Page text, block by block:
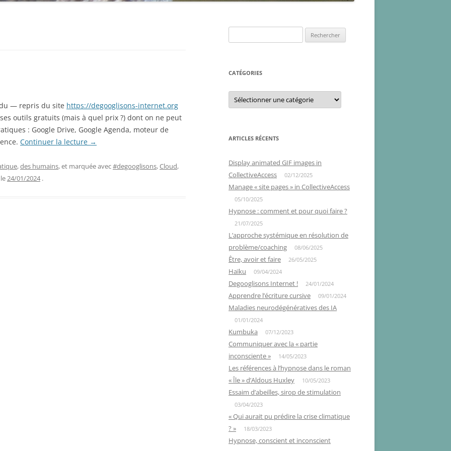
— repris du site https://degooglisons-internet.org
outils gratuits (mais à quel prix ?) dont on ne peut
: Google Drive, Google Agenda, moteur de
Continuer la lecture →
,des humains, et marquée avec#degooglisons,Cloud,
24/01/2024 .
CATÉGORIES
Catégories
ARTICLES RÉCENTS
Display animated GIF images in
CollectiveAccess
02/12/2025
Manage « site pages » in CollectiveAccess
05/10/2025
Hypnose : comment et pour quoi faire ?
21/07/2025
L’approche systémique en résolution de
problème/coaching
08/06/2025
Être, avoir et faire 26/05/2025
Haïku 09/04/2024
Degooglisons Internet ! 24/01/2024
Apprendre l’écriture cursive 09/01/2024
Maladies neurodégénératives des IA
01/01/2024
Kumbuka 07/12/2023
Communiquer avec la « partie
inconsciente »
14/05/2023
Les références à l’hypnose dans le roman
« Île » d’Aldous Huxley
10/05/2023
Essaim d’abeilles, sirop de stimulation
03/04/2023
« Qui aurait pu prédire la crise climatique
? »
18/03/2023
Hypnose, conscient et inconscient